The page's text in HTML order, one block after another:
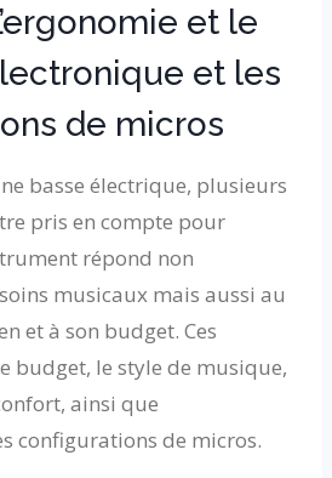
et le
et les
de micros
basse électrique, plusieurs
pris en compte pour
répond non
musicaux mais aussi au
et à son budget. Ces
budget, le style de musique,
ainsi que
configurations de micros.